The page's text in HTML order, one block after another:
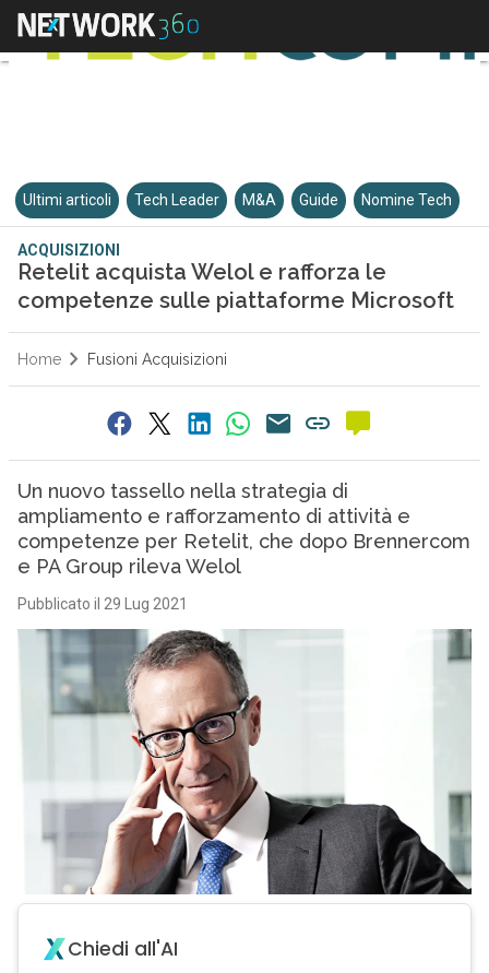
Ultimi articoli Tech Leader M&A Guide Nomine Tech
ACQUISIZIONI
Retelit acquista Welol e rafforza le
competenze sulle piattaforme Microsoft
Home Fusioni Acquisizioni
Un nuovo tassello nella strategia di
ampliamento e rafforzamento di attività e
competenze per Retelit, che dopo Brennercom
e PA Group rileva Welol
Pubblicato il 29 Lug 2021
Chiedi all'AI